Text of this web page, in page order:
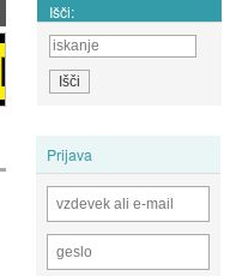
Išči:
Prijava